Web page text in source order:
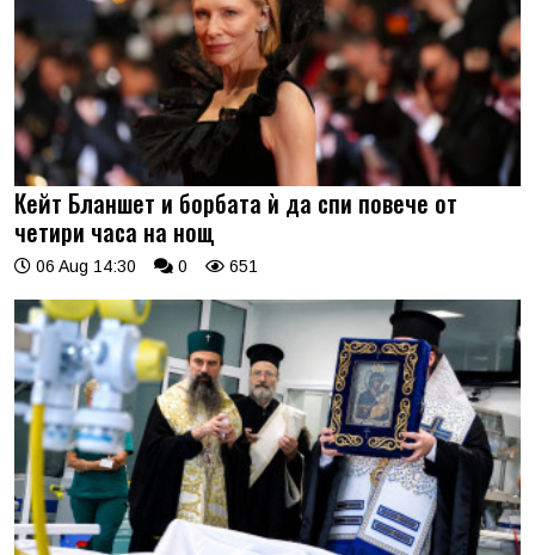
Кейт Бланшет и борбата ѝ да спи повече от
четири часа на нощ
06 Aug 14:30 0 651